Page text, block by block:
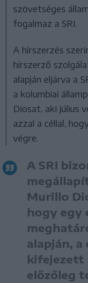
szövetséges
fogalmaz a SRI.
A hírszerzés
hírszerző
alapján eljárva a
a kolumbiai
Diosat, aki július
azzal a céllal,
végre.
A SRI
Murillo
hogy egy
alapján,
kifejezett
előzőleg